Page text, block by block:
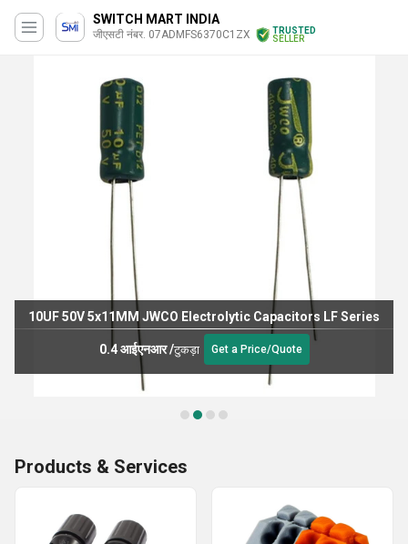
SWITCH MART INDIA
जीएसटी नंबर. 07ADMFS6370C1ZX
TRUSTED
SELLER
10UF 50V 5x11MM JWCO Electrolytic Capacitors LF Series
0.4 आईएनआर/टुकड़ा Get a Price/Quote
Products & Services